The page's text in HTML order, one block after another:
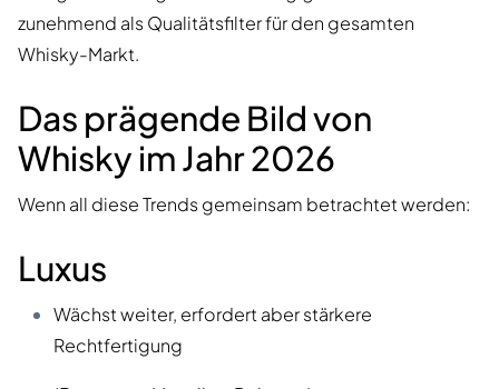
zunehmend als Qualitätsfilter für den gesamten
Whisky-Markt.
Das prägende Bild von
Whisky im Jahr 2026
Wenn all diese Trends gemeinsam betrachtet werden:
Luxus
Wächst weiter, erfordert aber stärkere
Rechtfertigung